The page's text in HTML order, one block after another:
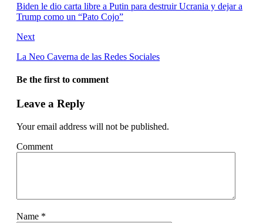
Biden le dio carta libre a Putin para destruir Ucrania y dejar a
Trump como un “Pato Cojo”
Next
La Neo Caverna de las Redes Sociales
Be the first to comment
Leave a Reply
Your email address will not be published.
Comment
Name *